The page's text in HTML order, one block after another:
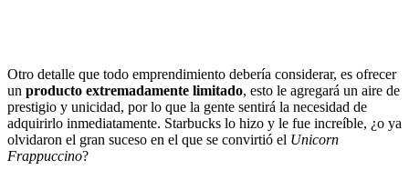
Otro detalle que todo emprendimiento debería considerar, es ofrecer
un producto extremadamente limitado, esto le agregará un aire de
prestigio y unicidad, por lo que la gente sentirá la necesidad de
adquirirlo inmediatamente. Starbucks lo hizo y le fue increíble, ¿o ya
olvidaron el gran suceso en el que se convirtió el Unicorn
Frappuccino?